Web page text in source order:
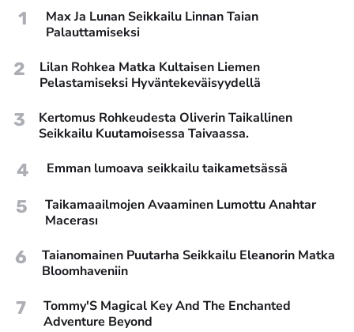
1
Max Ja Lunan Seikkailu Linnan Taian
Palauttamiseksi
2
Lilan Rohkea Matka Kultaisen Liemen
Pelastamiseksi Hyväntekeväisyydellä
3
Kertomus Rohkeudesta Oliverin Taikallinen
Seikkailu Kuutamoisessa Taivaassa.
4 Emman lumoava seikkailu taikametsässä
5
Taikamaailmojen Avaaminen Lumottu Anahtar
Macerası
6
Taianomainen Puutarha Seikkailu Eleanorin Matka
Bloomhaveniin
7
Tommy'S Magical Key And The Enchanted
Adventure Beyond